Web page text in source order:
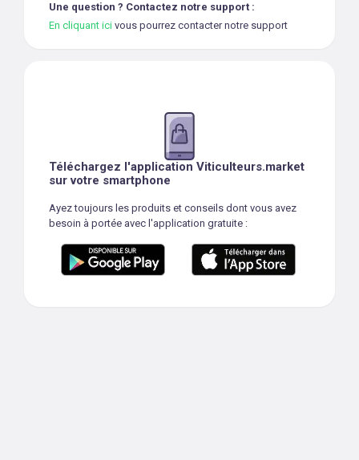
Une question ? Contactez notre support :
En cliquant ici vous pourrez contacter notre support
Téléchargez l'application Viticulteurs.market
sur votre smartphone
Ayez toujours les produits et conseils dont vous avez
besoin à portée avec l'application gratuite :